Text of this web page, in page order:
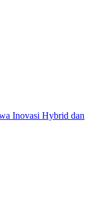
Inovasi Hybrid dan